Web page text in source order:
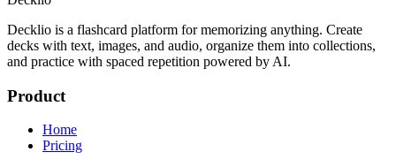
Decklio is a flashcard platform for memorizing anything. Create
decks with text, images, and audio, organize them into collections,
and practice with spaced repetition powered by AI.
Product
Home
Pricing